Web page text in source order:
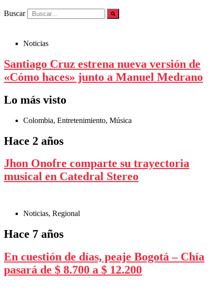
Buscar
Noticias
Santiago Cruz estrena nueva versión de
«Cómo haces» junto a Manuel Medrano
Lo más visto
Colombia, Entretenimiento, Música
Hace 2 años
Jhon Onofre comparte su trayectoria
musical en Catedral Stereo
Noticias, Regional
Hace 7 años
En cuestión de días, peaje Bogotá – Chía
pasará de $ 8.700 a $ 12.200